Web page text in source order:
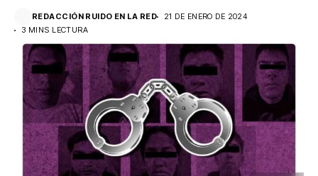
REDACCIÓN RUIDO EN LA RED
21 DE ENERO DE 2024
3 MINS LECTURA